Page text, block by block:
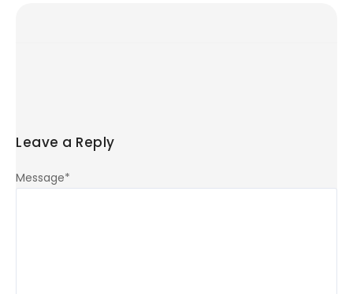
Leave a Reply
Message*